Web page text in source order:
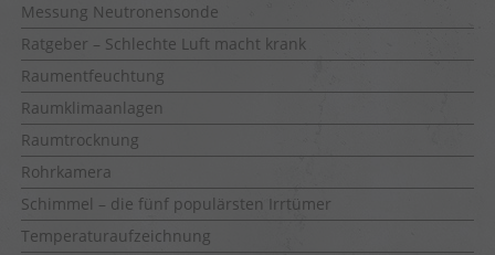
Messung Neutronensonde
Ratgeber – Schlechte Luft macht krank
Raumentfeuchtung
Raumklimaanlagen
Raumtrocknung
Rohrkamera
Schimmel – die fünf populärsten Irrtümer
Temperaturaufzeichnung